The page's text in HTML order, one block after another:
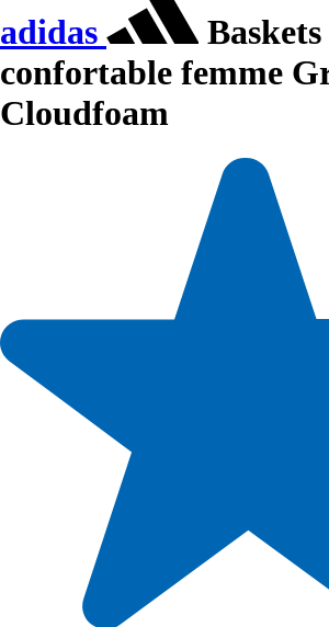
adidas
confortable femme
Cloudfoam